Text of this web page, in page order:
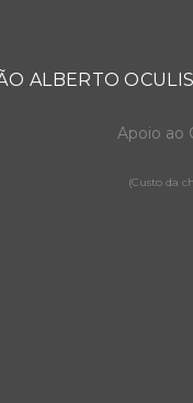
ALBERTO
Apoio ao
(Custo da